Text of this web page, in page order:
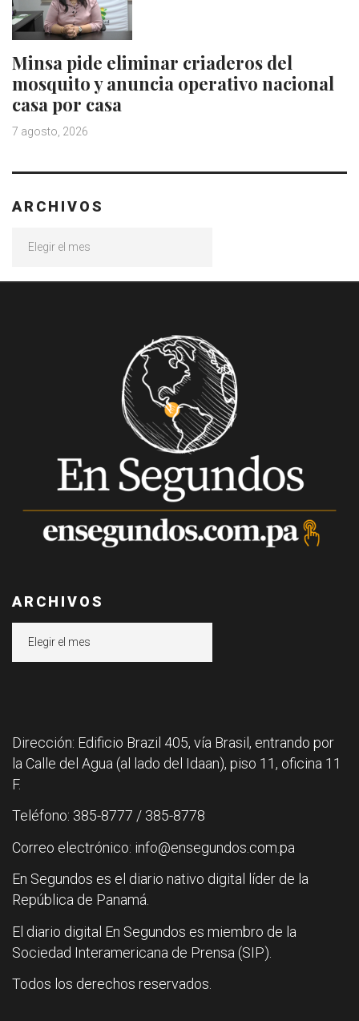
Minsa pide eliminar criaderos del
mosquito y anuncia operativo nacional
casa por casa
7 agosto, 2026
ARCHIVOS
ARCHIVOS
Dirección: Edificio Brazil 405, vía Brasil, entrando por
la Calle del Agua (al lado del Idaan), piso 11, oficina 11
F.
Teléfono: 385-8777 / 385-8778
Correo electrónico: info@ensegundos.com.pa
En Segundos es el diario nativo digital líder de la
República de Panamá.
El diario digital En Segundos es miembro de la
Sociedad Interamericana de Prensa (SIP).
Todos los derechos reservados.